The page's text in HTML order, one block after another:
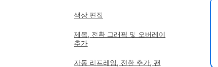
색상 편집
제목, 전환 그래픽 및 오버레이
추가
자동 리프레임, 전환 추가, 팬